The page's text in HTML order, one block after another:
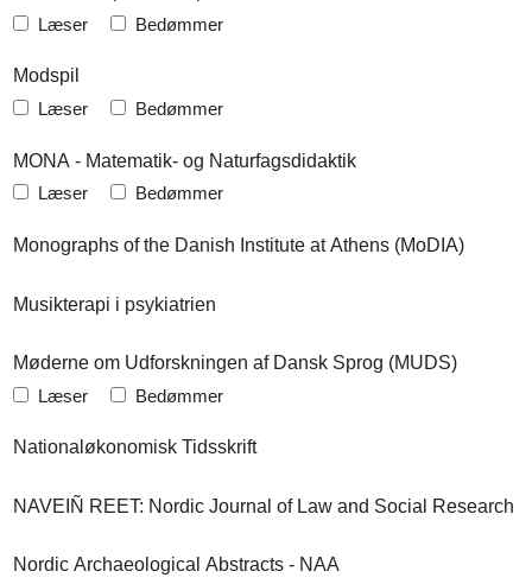
Læser Bedømmer
Modspil
Læser Bedømmer
MONA - Matematik- og Naturfagsdidaktik
Læser Bedømmer
Monographs of the Danish Institute at Athens (MoDIA)
Musikterapi i psykiatrien
Møderne om Udforskningen af Dansk Sprog (MUDS)
Læser Bedømmer
Nationaløkonomisk Tidsskrift
NAVEIÑ REET: Nordic Journal of Law and Social Research
Nordic Archaeological Abstracts - NAA